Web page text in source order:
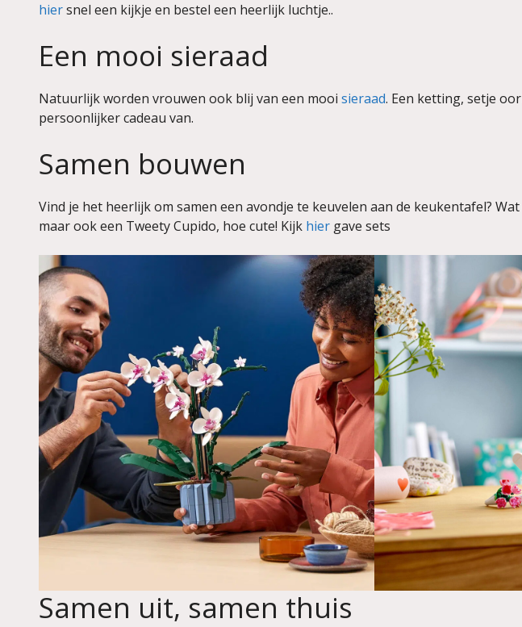
hiersnel een kijkje en bestel een heerlijk luchtje..
Een mooi sieraad
Natuurlijk worden vrouwen ook blij van een mooi sieraad. Een ketting, setje
persoonlijker cadeau van.
Samen bouwen
Vind je het heerlijk om samen een avondje te keuvelen aan de keukentafel?
maar ook een Tweety Cupido, hoe cute! Kijk hier gave sets
Samen uit, samen thuis